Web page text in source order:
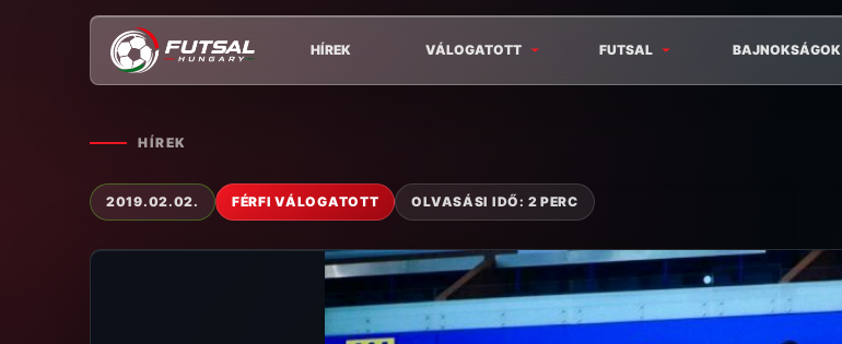
HÍREK VÁLOGATOTT FUTSAL BAJNOKSÁGOK
HÍREK
2019.02.02. FÉRFI VÁLOGATOTT OLVASÁSI IDŐ: 2 PERC